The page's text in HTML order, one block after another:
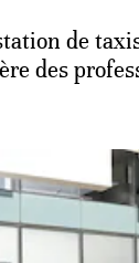
de
des